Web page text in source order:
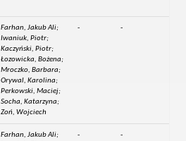
Farhan, Jakub Ali;
Iwaniuk, Piotr;
Kaczyński, Piotr;
Łozowicka, Bożena;
Mroczko, Barbara;
Orywal, Karolina;
Perkowski, Maciej;
Socha, Katarzyna;
Zoń, Wojciech
- -
Farhan, Jakub Ali;
- -